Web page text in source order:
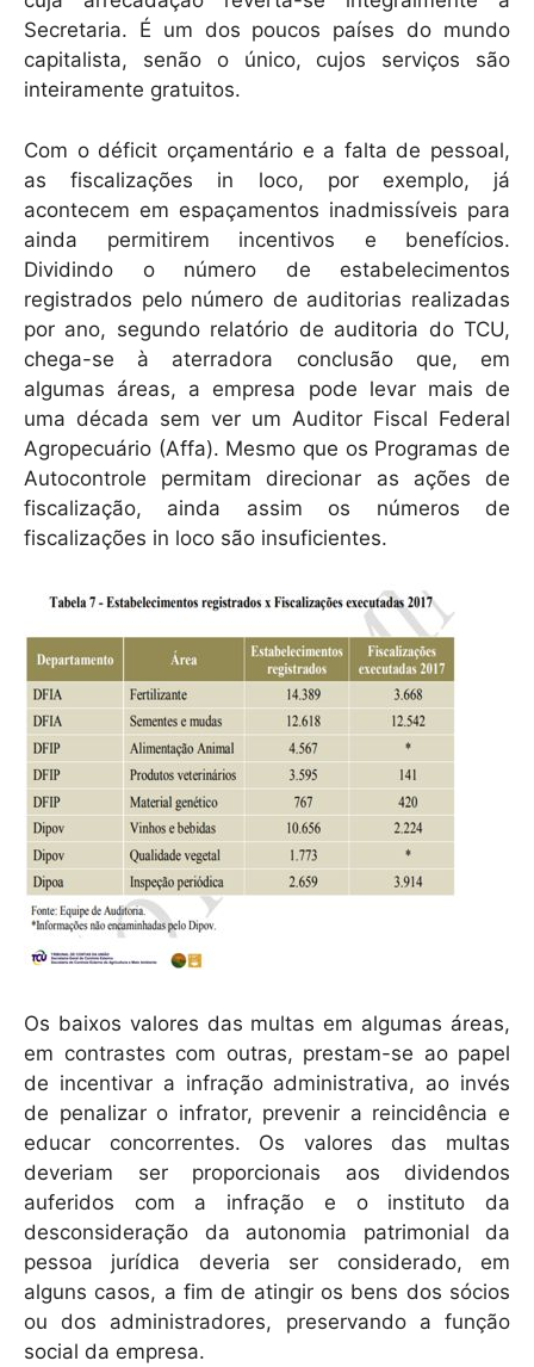
Secretaria. É um dos poucos países do mundo
capitalista, senão o único, cujos serviços são
inteiramente gratuitos.
Com o déficit orçamentário e a falta de pessoal,
as fiscalizações in loco, por exemplo, já
acontecem em espaçamentos inadmissíveis para
ainda permitirem incentivos e benefícios.
Dividindo o número de estabelecimentos
registrados pelo número de auditorias realizadas
por ano, segundo relatório de auditoria do TCU,
chega-se à aterradora conclusão que, em
algumas áreas, a empresa pode levar mais de
uma década sem ver um Auditor Fiscal Federal
Agropecuário (Affa). Mesmo que os Programas de
Autocontrole permitam direcionar as ações de
fiscalização, ainda assim os números de
fiscalizações in loco são insuficientes.
Os baixos valores das multas em algumas áreas,
em contrastes com outras, prestam-se ao papel
de incentivar a infração administrativa, ao invés
de penalizar o infrator, prevenir a reincidência e
educar concorrentes. Os valores das multas
deveriam ser proporcionais aos dividendos
auferidos com a infração e o instituto da
desconsideração da autonomia patrimonial da
pessoa jurídica deveria ser considerado, em
alguns casos, a fim de atingir os bens dos sócios
ou dos administradores, preservando a função
social da empresa.